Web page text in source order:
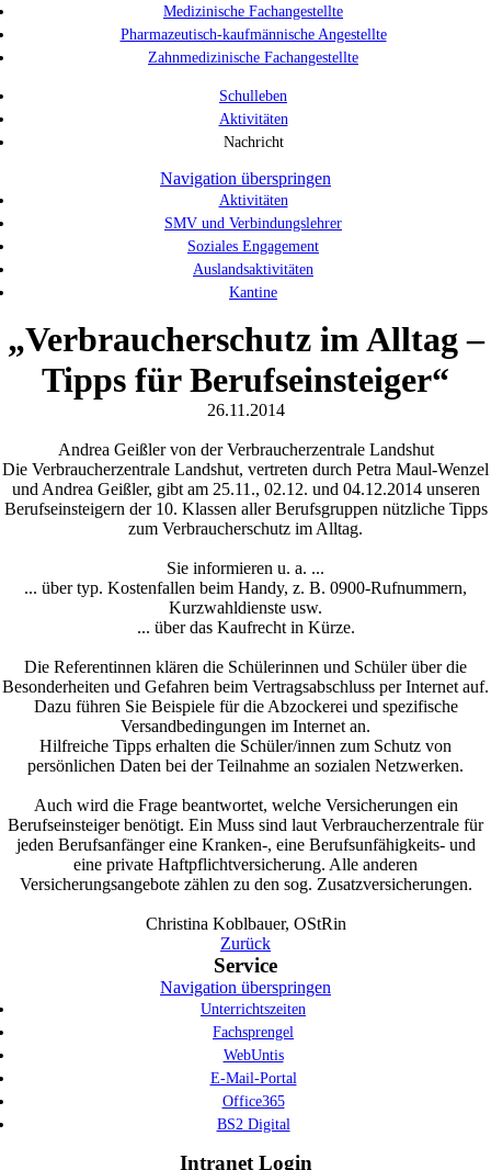
Medizinische Fachangestellte
Pharmazeutisch-kaufmännische Angestellte
Zahnmedizinische Fachangestellte
Schulleben
Aktivitäten
Nachricht
Navigation überspringen
Aktivitäten
SMV und Verbindungslehrer
Soziales Engagement
Auslandsaktivitäten
Kantine
„Verbraucherschutz im Alltag –
Tipps für Berufseinsteiger“
26.11.2014
Andrea Geißler von der Verbraucherzentrale Landshut
Die Verbraucherzentrale Landshut, vertreten durch Petra Maul-Wenzel
und Andrea Geißler, gibt am 25.11., 02.12. und 04.12.2014 unseren
Berufseinsteigern der 10. Klassen aller Berufsgruppen nützliche Tipps
zum Verbraucherschutz im Alltag.
Sie informieren u. a. ...
... über typ. Kostenfallen beim Handy, z. B. 0900-Rufnummern,
Kurzwahldienste usw.
... über das Kaufrecht in Kürze.
Die Referentinnen klären die Schülerinnen und Schüler über die
Besonderheiten und Gefahren beim Vertragsabschluss per Internet auf.
Dazu führen Sie Beispiele für die Abzockerei und spezifische
Versandbedingungen im Internet an.
Hilfreiche Tipps erhalten die Schüler/innen zum Schutz von
persönlichen Daten bei der Teilnahme an sozialen Netzwerken.
Auch wird die Frage beantwortet, welche Versicherungen ein
Berufseinsteiger benötigt. Ein Muss sind laut Verbraucherzentrale für
jeden Berufsanfänger eine Kranken-, eine Berufsunfähigkeits- und
eine private Haftpflichtversicherung. Alle anderen
Versicherungsangebote zählen zu den sog. Zusatzversicherungen.
Christina Koblbauer, OStRin
Zurück
Service
Navigation überspringen
Unterrichtszeiten
Fachsprengel
WebUntis
E-Mail-Portal
Office365
BS2 Digital
Intranet Login